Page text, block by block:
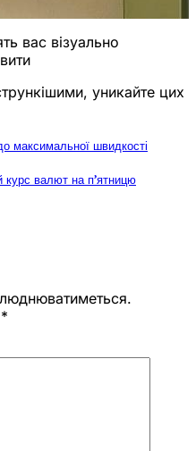
вас візуально
уникайте цих
максимальної швидкості
курс валют на п’ятницю
*